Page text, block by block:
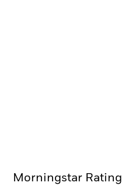
Morningstar Rating